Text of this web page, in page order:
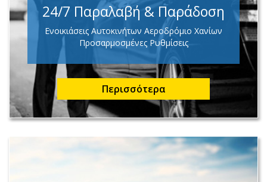
24/7 Παραλαβή & Παράδοση
Ενοικιάσεις Αυτοκινήτων Αεροδρόμιο Χανίων
Προσαρμοσμένες Ρυθμίσεις
Περισσότερα